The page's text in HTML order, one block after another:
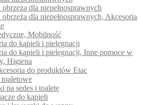
dla niepełnosprawnych
dla niepełnosprawnych, Akcesoria
Mobilność
do kąpieli i pielęgnacji
do kąpieli i pielęgnacji, Inne pomoce w
Higiena
do produktów Etac
toaletowe
na sedes i toaletę
do kąpieli